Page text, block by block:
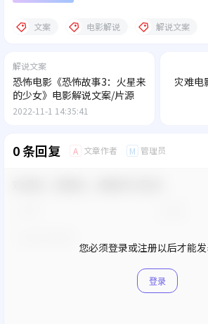
文案 电影解说 解说文案
解说文案
恐怖电影《恐怖故事3：火星来
的少女》电影解说文案/片源
2022-11-1 14:35:41
灾难电
0 条回复 A 文章作者 M 管理员
您必须登录或注册以后才能
登录